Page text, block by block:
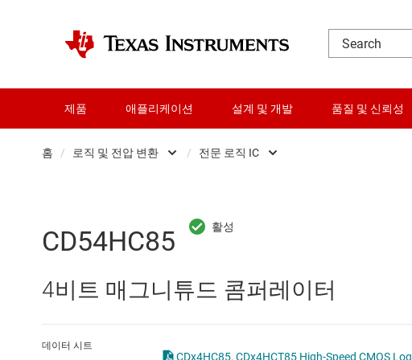
제품 애플리케이션 설계 및 개발 품질 및 신뢰성
홈 / 로직 및 전압 변환
RF 및 마이크로파
데이터 컨버터
/ 전문 로직 IC
버퍼, 드라이버 및 트랜시버
CD54HC85
4비트 매그니튜드 콤퍼레이터
데이터 시트